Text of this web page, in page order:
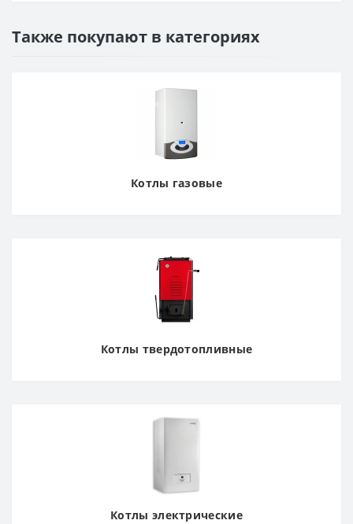
Также покупают в категориях
Котлы газовые
Котлы твердотопливные
Котлы электрические